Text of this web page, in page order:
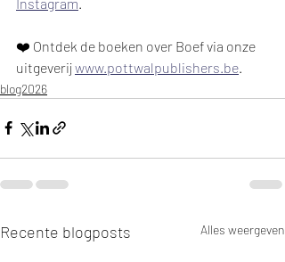
❤️ Ontdek de boeken over Boef via onze
uitgeverij www.pottwalpublishers.be.
blog2026
Recente blogposts Alles weergeven